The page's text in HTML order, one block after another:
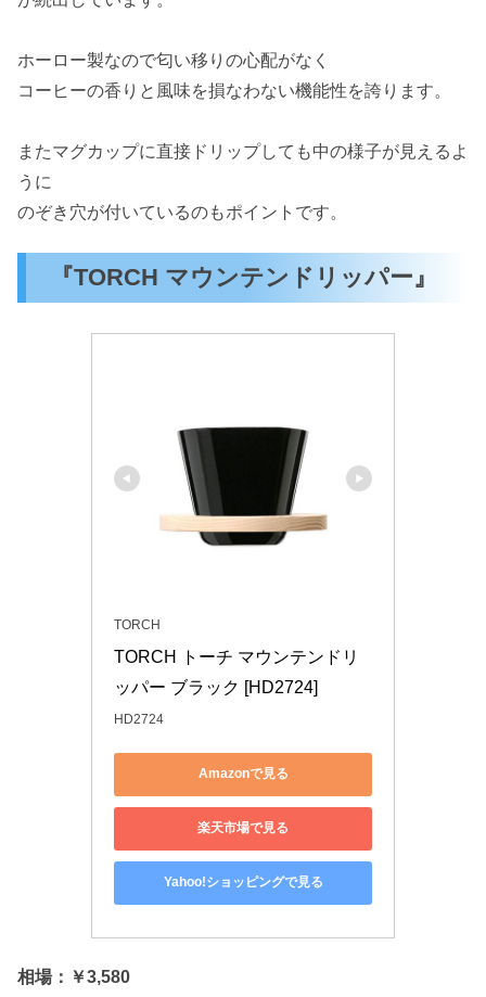
ホーロー製なので匂い移りの心配がなく
コーヒーの香りと風味を損なわない機能性を誇ります。
またマグカップに直接ドリップしても中の様子が見えるよ
うに
のぞき穴が付いているのもポイントです。
『TORCH マウンテンドリッパー』
TORCH
TORCH トーチ マウンテンドリ
ッパー ブラック [HD2724]
HD2724
Amazonで見る
楽天市場で見る
Yahoo!ショッピングで見る
相場：￥3,580